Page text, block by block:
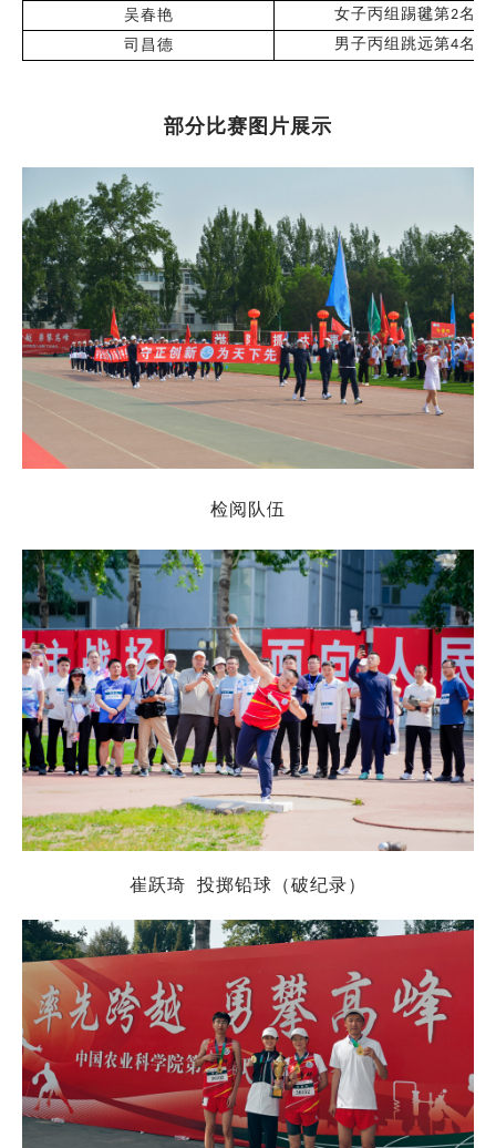
吴春艳 女子丙组踢毽第2名
司昌德
男子丙组跳远第4名
部分比赛图片展示
检阅队伍
崔跃琦 投掷铅球（破纪录）